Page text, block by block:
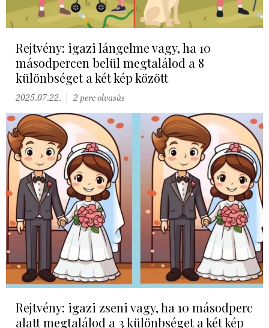
Rejtvény: igazi lángelme vagy, ha 10
másodpercen belül megtalálod a 8
különbséget a két kép között
2025.07.22. 2 perc olvasás
Rejtvény: igazi zseni vagy, ha 10 másodperc
alatt megtalálod a 3 különbséget a két kép